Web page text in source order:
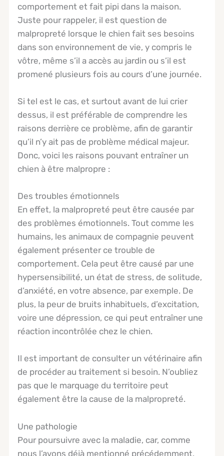
comportement et fait pipi dans la maison.
Juste pour rappeler, il est question de
malpropreté lorsque le chien fait ses besoins
dans son environnement de vie, y compris le
vôtre, même s’il a accès au jardin ou s’il est
promené plusieurs fois au cours d’une journée.
Si tel est le cas, et surtout avant de lui crier
dessus, il est préférable de comprendre les
raisons derrière ce problème, afin de garantir
qu’il n’y ait pas de problème médical majeur.
Donc, voici les raisons pouvant entraîner un
chien à être malpropre :
Des troubles émotionnels
En effet, la malpropreté peut être causée par
des problèmes émotionnels. Tout comme les
humains, les animaux de compagnie peuvent
également présenter ce trouble de
comportement. Cela peut être causé par une
hypersensibilité, un état de stress, de solitude,
d’anxiété, en votre absence, par exemple. De
plus, la peur de bruits inhabituels, d’excitation,
voire une dépression, ce qui peut entraîner une
réaction incontrôlée chez le chien.
Il est important de consulter un vétérinaire afin
de procéder au traitement si besoin. N’oubliez
pas que le marquage du territoire peut
également être la cause de la malpropreté.
Une pathologie
Pour poursuivre avec la maladie, car, comme
nous l’avons déjà mentionné précédemment,